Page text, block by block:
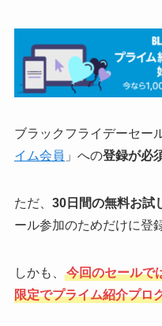
ブラックフライデーセー
イム会員 」への登録が必
ただ、 30日間の無料お試
ール参加のためだけに登
しかも、
今回のセールで
限定でプライム紹介プロ